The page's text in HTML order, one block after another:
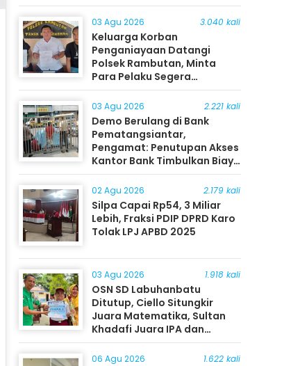
03 Agu 2026 3.040 kali
Keluarga Korban
Penganiayaan Datangi
Polsek Rambutan, Minta
Para Pelaku Segera
Ditangkap
03 Agu 2026 2.221 kali
Demo Berulang di Bank
Pematangsiantar,
Pengamat: Penutupan Akses
Kantor Bank Timbulkan Biaya
Ekonomi bagi Masyarakat
02 Agu 2026 2.179 kali
Silpa Capai Rp54, 3 Miliar
Lebih, Fraksi PDIP DPRD Karo
Tolak LPJ APBD 2025
03 Agu 2026 1.918 kali
OSN SD Labuhanbatu
Ditutup, Ciello Situngkir
Juara Matematika, Sultan
Khadafi Juara IPA dan
Timothy Rangkuti Juara IPS
06 Agu 2026 1.622 kali